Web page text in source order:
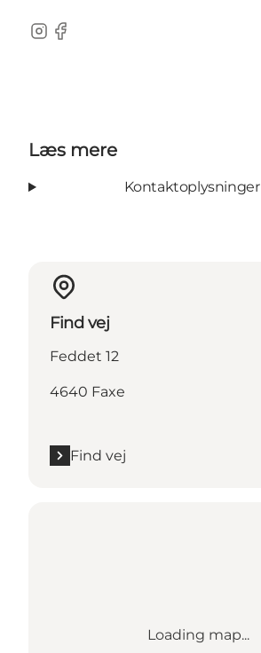
Instagram
Facebook
Læs mere
Kontaktoplysninger
Find vej
Feddet 12
4640 Faxe
Find vej
Loading map...